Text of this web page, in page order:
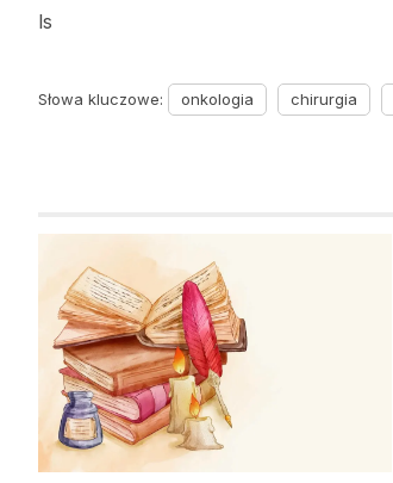
ls
Słowa kluczowe: onkologia chirurgia